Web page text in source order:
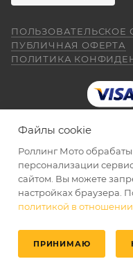
ПОЛЬЗОВАТЕЛЬСКОЕ
ПУБЛИЧНАЯ ОФЕРТА
ПОЛИТИКА
2026 © Интернет-
Файлы cookie
Роллинг Мото
персонализации
сайтом. Вы можете
настройках браузера.
политикой в
ПРИНИМАЮ